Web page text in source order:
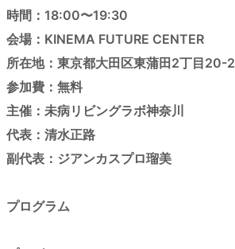
時間：18:00〜19:30
会場：KINEMA FUTURE CENTER
所在地：東京都大田区東蒲田2丁目20-2
参加費：無料
主催：未病リビングラボ神奈川
代表：清水正路
副代表：ジアンカスプロ瑠美
プログラム